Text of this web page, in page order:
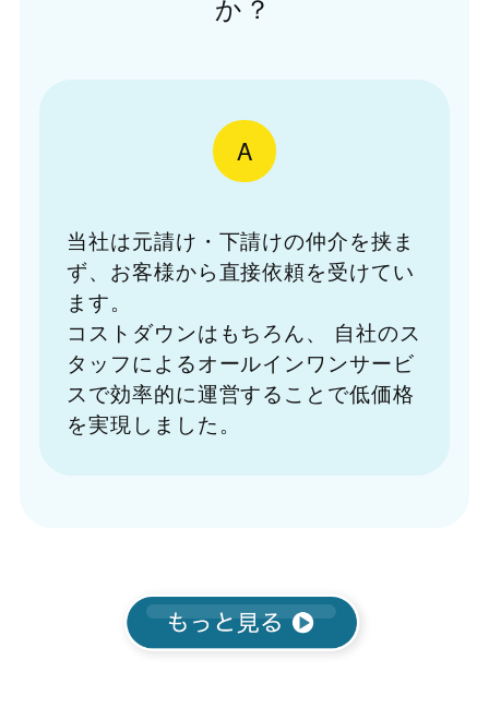
か？
A
当社は元請け・下請けの仲介を挟ま
ず、お客様から直接依頼を受けてい
ます。
コストダウンはもちろん、
自社のス
タッフによるオールインワンサービ
スで効率的に運営することで低価格
を実現しました。